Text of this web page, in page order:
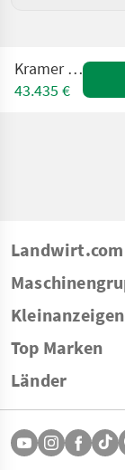
Kramer 2506
43.435 €
Landwirt.com
Kleinanzeigen
Top Marken
Länder